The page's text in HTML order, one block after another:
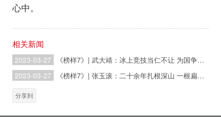
心中。
相关新闻
2023-03-27
《榜样7》| 武大靖：冰上竞技当仁不让 为国争光初心不改
2023-03-27
《榜样7》| 张玉滚：二十余年扎根深山 一根扁担挑起梦想
分享到